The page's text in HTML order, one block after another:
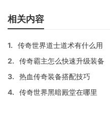
相关内容
1.
传奇世界道士道术有什么用
2.
传奇霸主怎么快速升级装备
3.
热血传奇装备搭配技巧
4.
传奇世界黑暗殿堂在哪里